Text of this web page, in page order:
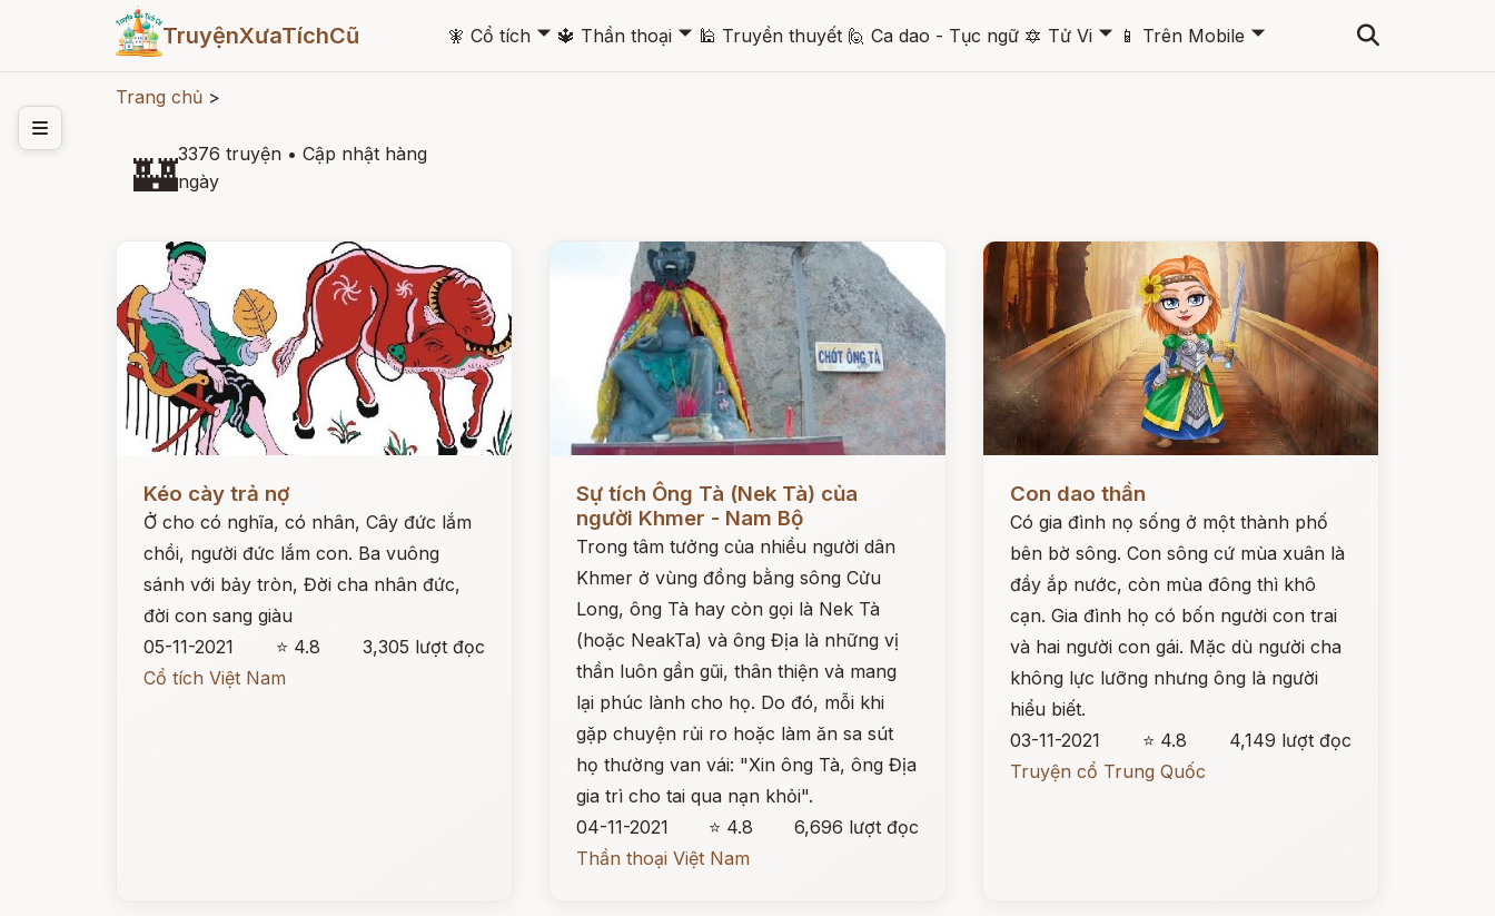
TruyệnXưaTíchCũ 🧚 Cổ tích 🞃 🔱 Thần thoại 🞃 🕌 Truyền thuyết 🙋 Ca dao - Tục ngữ 🔯 Tử Vi 🞃 📱 Trên Mobile 🞃
Trang chủ >
🏰3376 truyện • Cập nhật hàng
ngày
Kéo cày trả nợ
Ở cho có nghĩa, có nhân, Cây đức lắm
chồi, người đức lắm con. Ba vuông
sánh với bảy tròn, Đời cha nhân đức,
đời con sang giàu
05-11-2021
⭐ 4.8
3,305 lượt đọc
Cổ tích Việt Nam
Sự tích Ông Tà (Nek Tà) của
người Khmer - Nam Bộ
Trong tâm tưởng của nhiều người dân
Khmer ở vùng đồng bằng sông Cửu
Long, ông Tà hay còn gọi là Nek Tà
(hoặc NeakTa) và ông Địa là những vị
thần luôn gần gũi, thân thiện và mang
lại phúc lành cho họ. Do đó, mỗi khi
gặp chuyện rủi ro hoặc làm ăn sa sút
họ thường van vái: "Xin ông Tà, ông Địa
gia trì cho tai qua nạn khỏi".
04-11-2021
⭐ 4.8
6,696 lượt đọc
Thần thoại Việt Nam
Con dao thần
Có gia đình nọ sống ở một thành phố
bên bờ sông. Con sông cứ mùa xuân là
đầy ắp nước, còn mùa đông thì khô
cạn. Gia đình họ có bốn người con trai
và hai người con gái. Mặc dù người cha
không lực lưỡng nhưng ông là người
hiểu biết.
03-11-2021
⭐ 4.8
4,149 lượt đọc
Truyện cổ Trung Quốc